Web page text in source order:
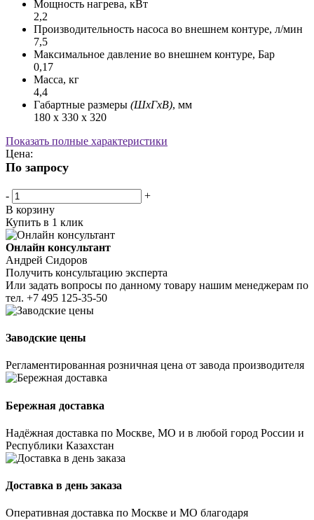
Мощность нагрева, кВт
2,2
Производительность насоса во внешнем контуре, л/мин
7,5
Максимальное давление во внешнем контуре, Бар
0,17
Масса, кг
4,4
Габартные размеры (ШхГхВ), мм
180 х 330 х 320
Показать полные характеристики
Цена:
По запросу
-
+
В корзину
Купить в 1 клик
Онлайн консультант
Андрей Сидоров
Получить консультацию эксперта
Или задать вопросы по данному товару нашим менеджерам по
тел. +7 495 125-35-50
Заводские цены
Регламентированная розничная цена от завода производителя
Бережная доставка
Надёжная доставка по Москве, МО и в любой город России и
Республики Казахстан
Доставка в день заказа
Оперативная доставка по Москве и МО благодаря